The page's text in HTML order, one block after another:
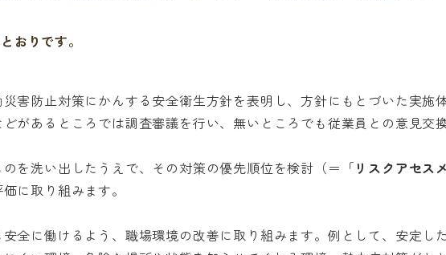
おりです。
害防止対策にかんする安全衛生方針を表明し、方針にもとづいた実施
があるところでは調査審議を行い、無いところでも従業員との意見交
を洗い出したうえで、その対策の優先順位を検討（＝「リスクアセス
に取り組みます。
全に働けるよう、職場環境の改善に取り組みます。例として、安定し